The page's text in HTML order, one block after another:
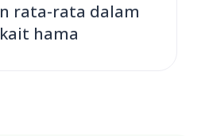
rata-rata dalam
hama